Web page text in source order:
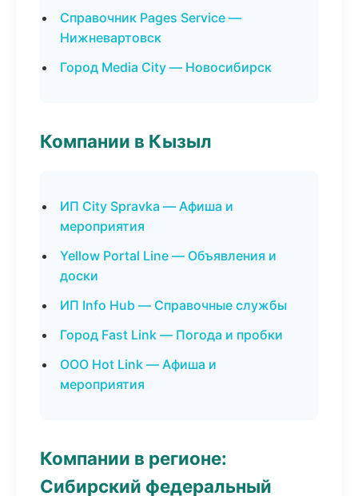
Справочник Pages Service —
Нижневартовск
Город Media City — Новосибирск
Компании в Кызыл
ИП City Spravka — Афиша и
мероприятия
Yellow Portal Line — Объявления и
доски
ИП Info Hub — Справочные службы
Город Fast Link — Погода и пробки
ООО Hot Link — Афиша и
мероприятия
Компании в регионе:
Сибирский федеральный